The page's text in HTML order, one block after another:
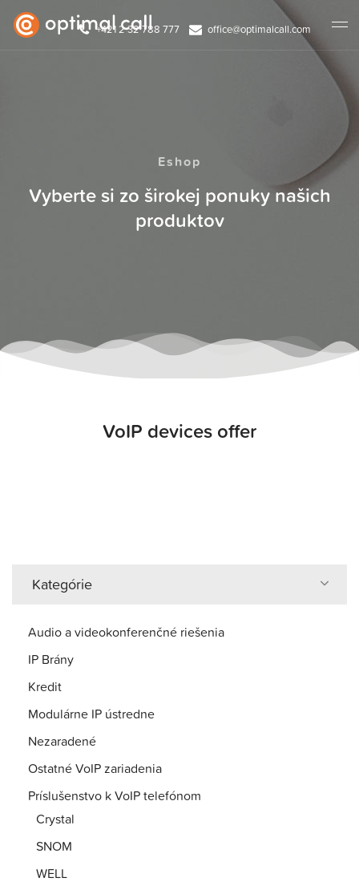
+421 2 32 788 777 office@optimalcall.com
Eshop
Vyberte si zo širokej ponuky našich
produktov
VoIP devices offer
Kategórie
Audio a videokonferenčné riešenia
IP Brány
Kredit
Modulárne IP ústredne
Nezaradené
Ostatné VoIP zariadenia
Príslušenstvo k VoIP telefónom
Crystal
SNOM
WELL